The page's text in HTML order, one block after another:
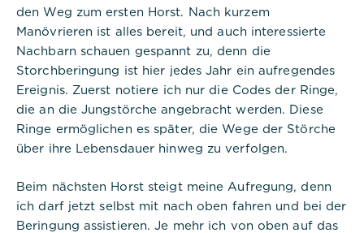
den Weg zum ersten Horst. Nach kurzem
Manövrieren ist alles bereit, und auch interessierte
Nachbarn schauen gespannt zu, denn die
Storchberingung ist hier jedes Jahr ein aufregendes
Ereignis. Zuerst notiere ich nur die Codes der Ringe,
die an die Jungstörche angebracht werden. Diese
Ringe ermöglichen es später, die Wege der Störche
über ihre Lebensdauer hinweg zu verfolgen.
Beim nächsten Horst steigt meine Aufregung, denn
ich darf jetzt selbst mit nach oben fahren und bei der
Beringung assistieren. Je mehr ich von oben auf das